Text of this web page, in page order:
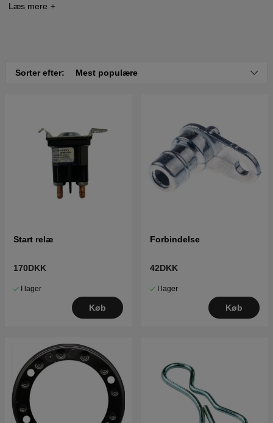
Husqvarna 2348 LS 2008-11 (96043006400)
Husqvarna 2348 LS 2008-11 (96043007700)
Sorter efter: Mest populære
Start relæ
170DKK
I lager
Køb
Forbindelse
42DKK
I lager
Køb